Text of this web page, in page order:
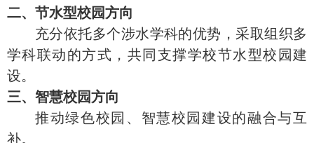
二、节水型校园方向
充分依托多个涉水学科的优势，采取组织多
学科联动的方式，共同支撑学校节水型校园建
设。
三、智慧校园方向
推动绿色校园、智慧校园建设的融合与互
补。